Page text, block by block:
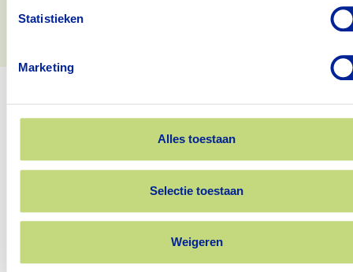
Statistieken
Marketing
Alles toestaan
Selectie toestaan
Weigeren
Vacatures